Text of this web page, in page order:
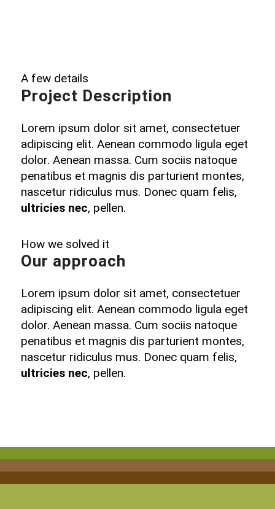
A few details
Project Description
Lorem ipsum dolor sit amet, consectetuer
adipiscing elit. Aenean commodo ligula eget
dolor. Aenean massa. Cum sociis natoque
penatibus et magnis dis parturient montes,
nascetur ridiculus mus. Donec quam felis,
ultricies nec, pellen.
How we solved it
Our approach
Lorem ipsum dolor sit amet, consectetuer
adipiscing elit. Aenean commodo ligula eget
dolor. Aenean massa. Cum sociis natoque
penatibus et magnis dis parturient montes,
nascetur ridiculus mus. Donec quam felis,
ultricies nec, pellen.